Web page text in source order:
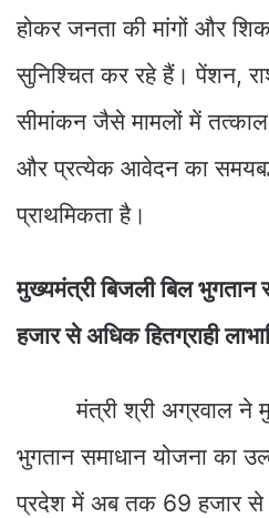
होकर जनता की मांगों और
सुनिश्चित कर रहे हैं। पेंशन,
सीमांकन जैसे मामलों में तत्काल
और प्रत्येक आवेदन का
प्राथमिकता है।
मुख्यमंत्री बिजली बिल
हजार से अधिक हितग्राही
मंत्री श्री अग्रवाल ने
भुगतान समाधान योजना का
प्रदेश में अब तक 69 हजार से